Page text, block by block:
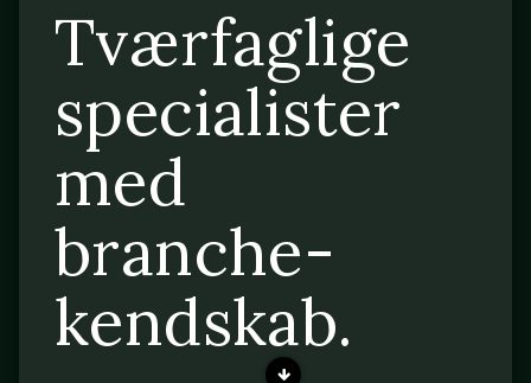
Tværfaglige
specialister
med
branche-
kendskab.